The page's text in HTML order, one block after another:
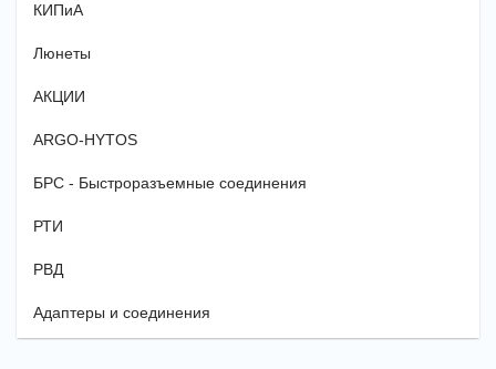
КИПиА
Люнеты
АКЦИИ
ARGO-HYTOS
БРС - Быстроразъемные соединения
РТИ
РВД
Адаптеры и соединения